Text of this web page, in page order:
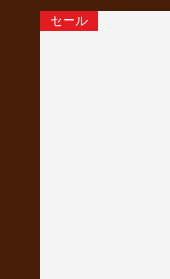
セール